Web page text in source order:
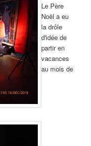
Le Père
Noël a eu
la drôle
d'idée de
partir en
vacances
au mois de